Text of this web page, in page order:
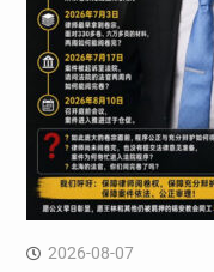
2026-08-07